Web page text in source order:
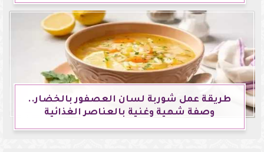
طريقة عمل شوربة لسان العصفور بالخضار..
وصفة شهية وغنية بالعناصر الغذائية